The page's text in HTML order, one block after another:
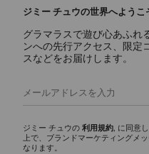
ジミー チュウの世界へようこ
グラマラスで遊び心あふれ
ンへの先行アクセス、限定
スなどをお届けします。
ジミー チュウの 利用規約, に同意し
上で、ブランドマーケティングメ
なります。